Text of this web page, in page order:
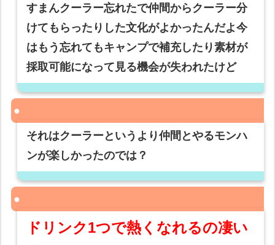
すまんクーラー忘れたで仲間からクーラー分
けてもらったりした文化がよかったんだよ今
はもう忘れてもキャンプで補充したり素材が
採取可能になって見る機会が失われたけど
それはクーラーというより仲間とやるモンハ
ンが楽しかったのでは？
ドリンク1つで熱くなれるの凄い